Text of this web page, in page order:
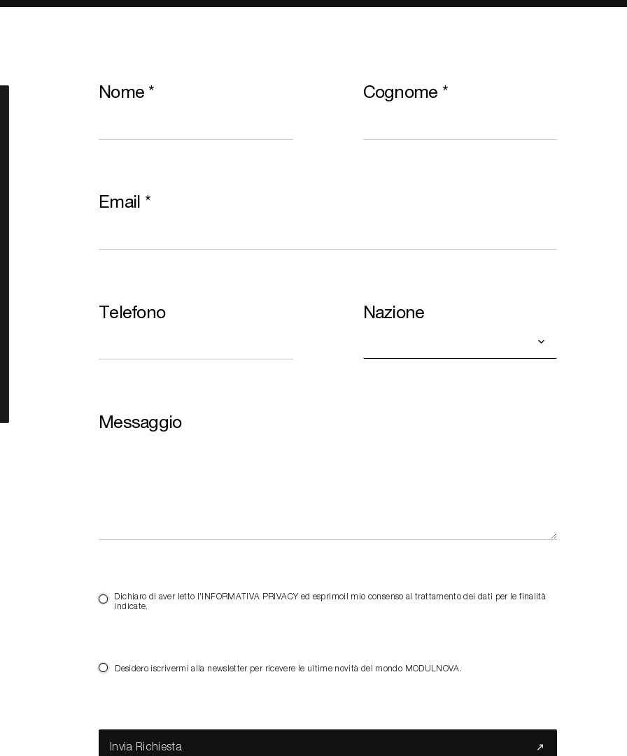
Nome * Cognome *
Email *
Telefono Nazione
Messaggio
Dichiaro di aver letto l'INFORMATIVA PRIVACY ed esprimoil mio consenso al trattamento dei dati per le finalità
indicate.
Desidero iscrivermi alla newsletter per ricevere le ultime novità del mondo MODULNOVA.
Invia Richiesta